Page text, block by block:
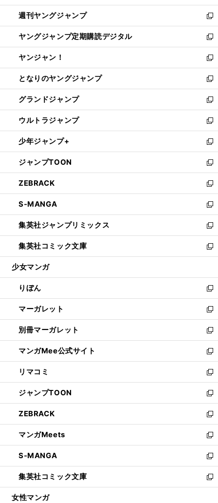
開
く
ウ
で
開
く
ン
ド
ウ
で
開
く
ウ
ィ
ン
ド
ウ
で
開
く
週刊ヤングジャンプ
新
し
い
ウ
ィ
ン
ド
ウ
で
開
く
ヤングジャンプ定期購読デジタル
新
し
い
ウ
ィ
ン
ド
ウ
で
開
く
ヤンジャン！
新
し
い
ウ
ィ
ン
ド
ウ
で
開
く
となりのヤングジャンプ
新
し
い
ウ
ィ
ン
ド
ウ
で
開
く
グランドジャンプ
新
し
い
ウ
ィ
ン
ド
ウ
で
開
く
ウルトラジャンプ
新
し
い
ウ
ィ
ン
ド
ウ
で
開
く
少年ジャンプ+
新
し
い
ウ
ィ
ン
ド
ウ
で
開
く
ジャンプTOON
新
し
い
ウ
ィ
ン
ド
ウ
で
開
ZEBRACK
新
し
い
ウ
ィ
ン
ド
ウ
開
く
S-MANGA
新
し
い
ウ
ィ
ン
ウ
で
開
く
集英社ジャンプリミックス
新
し
い
ウ
ン
ド
ウ
で
開
く
集英社コミック文庫
新
し
ウ
ィ
ン
ド
ウ
で
開
く
少女マンガ
りぼん
新
し
い
ウ
ィ
ン
ド
ウ
で
開
く
マーガレット
新
し
い
ウ
ィ
ン
ド
ウ
で
開
く
別冊マーガレット
新
し
い
ウ
ィ
ン
ド
ウ
で
開
く
マンガMee公式サイト
新
し
い
ウ
ィ
ン
ド
ウ
で
開
く
リマコミ
新
し
い
ウ
ィ
ン
ド
ウ
で
開
く
ジャンプTOON
新
し
い
ウ
ィ
ン
ド
ウ
で
開
ZEBRACK
新
し
い
ウ
ィ
ン
ド
ウ
マンガMeets
新
し
い
ウ
ィ
ン
S-MANGA
新
し
い
ウ
集英社コミック文庫
新
し
女性マンガ